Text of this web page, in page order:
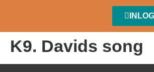
K9. Davids song